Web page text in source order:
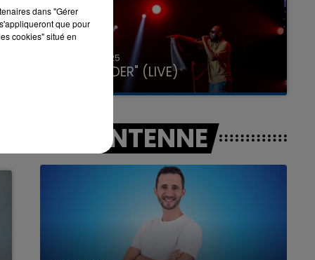
31 janvier 2025
GIMS "SPIDER" (LIVE)
A L'ANTENNE
dans "Gérer
que pour
cookies" situé en